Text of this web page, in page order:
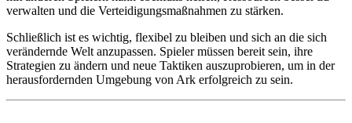
verwalten und die Verteidigungsmaßnahmen zu stärken.
Schließlich ist es wichtig, flexibel zu bleiben und sich an die sich
verändernde Welt anzupassen. Spieler müssen bereit sein, ihre
Strategien zu ändern und neue Taktiken auszuprobieren, um in der
herausfordernden Umgebung von Ark erfolgreich zu sein.